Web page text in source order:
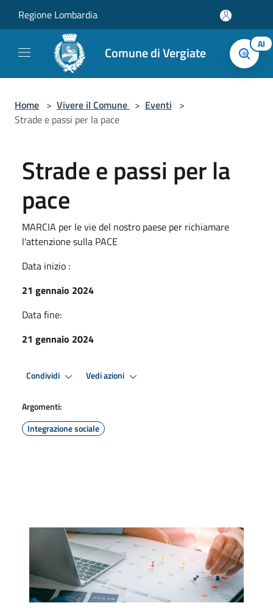
Regione Lombardia
Comune di Vergiate AI
Home > Vivere il Comune > Eventi >
Strade e passi per la pace
Strade e passi per la
pace
MARCIA per le vie del nostro paese per richiamare
l'attenzione sulla PACE
Data inizio :
21 gennaio 2024
Data fine:
21 gennaio 2024
Condividi Vedi azioni
Argomenti:
Integrazione sociale